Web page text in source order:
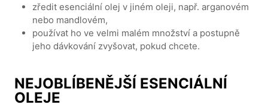
zředit esenciální olej v jiném oleji, např. arganovém
nebo mandlovém,
používat ho ve velmi malém množství a postupně
jeho dávkování zvyšovat, pokud chcete.
NEJOBLÍBENĚJŠÍ ESENCIÁLNÍ
OLEJE